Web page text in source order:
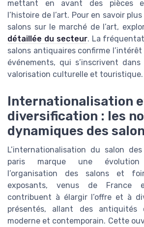
mettant en avant des pièces
l’histoire de l’art. Pour en savoir
salons sur le marché de l’art,
détaillée du secteur. La
salons antiquaires confirme
événements, qui s’inscrivent
valorisation culturelle et touristique.
Internationalisation
diversification : les
dynamiques des
L’internationalisation du salon
paris marque une
l’organisation des salons et
exposants, venus de France
contribuent à élargir l’offre et à
présentés, allant des antiquités
moderne et contemporain. Cette